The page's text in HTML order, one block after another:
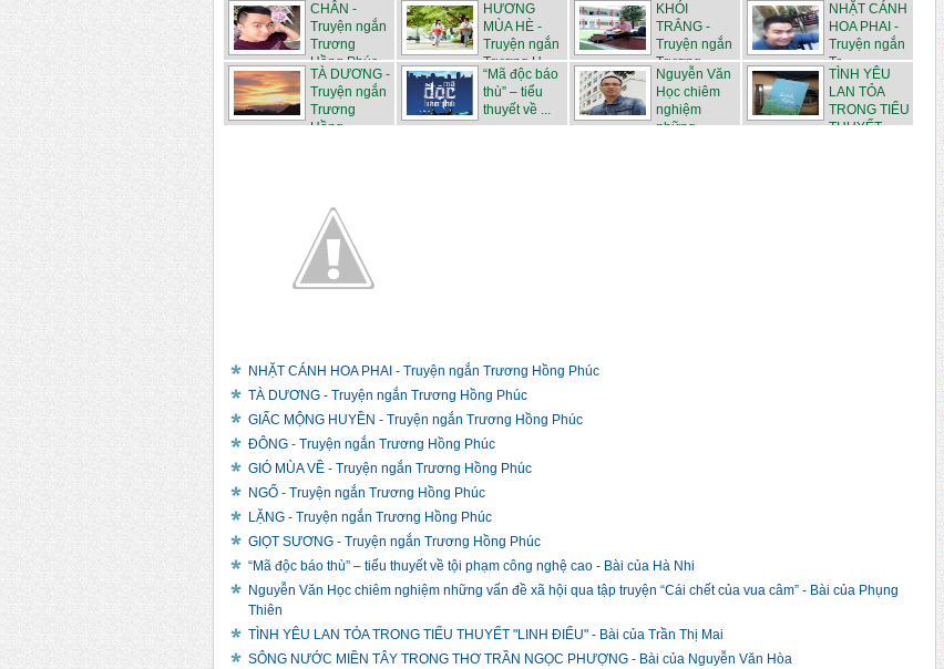
CHÂN -
Truyện ngắn
Trương
Hồng Phúc
HƯƠNG
MÙA HÈ -
Truyện ngắn
Trương H...
KHÓI
TRẮNG -
Truyện ngắn
Trương
Hồn...
NHẶT CÁNH
HOA PHAI -
Truyện ngắn
Tr...
TÀ DƯƠNG -
Truyện ngắn
Trương
Hồng ...
“Mã độc báo
thù” – tiểu
thuyết về ...
Nguyễn Văn
Học chiêm
nghiệm
những ...
TÌNH YÊU
LAN TỎA
TRONG TIỂU
THUYẾT ...
NHẶT CÁNH HOA PHAI - Truyện ngắn Trương Hồng Phúc
TÀ DƯƠNG - Truyện ngắn Trương Hồng Phúc
GIẤC MỘNG HUYỀN - Truyện ngắn Trương Hồng Phúc
ĐÔNG - Truyện ngắn Trương Hồng Phúc
GIÓ MÙA VỀ - Truyện ngắn Trương Hồng Phúc
NGỐ - Truyện ngắn Trương Hồng Phúc
LẶNG - Truyện ngắn Trương Hồng Phúc
GIỌT SƯƠNG - Truyện ngắn Trương Hồng Phúc
“Mã độc báo thù” – tiểu thuyết về tội phạm công nghệ cao - Bài của Hà Nhi
Nguyễn Văn Học chiêm nghiệm những vấn đề xã hội qua tập truyện “Cái chết của vua câm” - Bài của Phụng
Thiên
TÌNH YÊU LAN TỎA TRONG TIỂU THUYẾT "LINH ĐIỂU" - Bài của Trần Thị Mai
SÔNG NƯỚC MIỀN TÂY TRONG THƠ TRẦN NGỌC PHƯỢNG - Bài của Nguyễn Văn Hòa